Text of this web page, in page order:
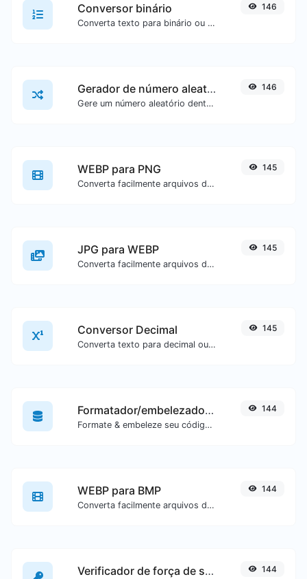
Conversor binário
Converta texto para binário ou vice-versa para qualquer entrada de texto.
146
Gerador de número aleatório
Gere um número aleatório dentro de um intervalo especificado.
146
WEBP para PNG
Converta facilmente arquivos de imagem WEBP para PNG.
145
JPG para WEBP
Converta facilmente arquivos de imagem JPG para WEBP.
145
Conversor Decimal
Converta texto para decimal ou vice-versa para qualquer entrada de texto.
145
Formatador/embelezador de SQL
Formate & embeleze seu código SQL com facilidade.
144
WEBP para BMP
Converta facilmente arquivos de imagem WEBP para BMP.
144
Verificador de força de senha 144